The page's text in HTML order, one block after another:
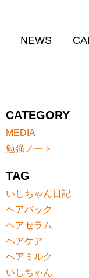
NEWS
CATEGORY
MEDIA
勉強ノート
TAG
いしちゃん日記
ヘアパック
ヘアセラム
ヘアケア
ヘアミルク
いしちゃん